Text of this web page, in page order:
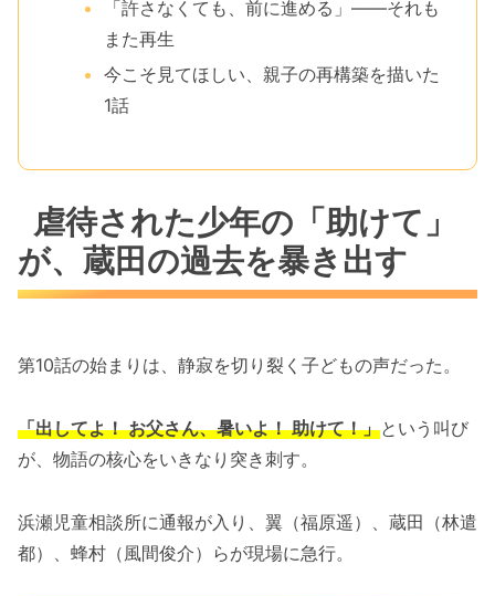
「許さなくても、前に進める」——それも
また再生
今こそ見てほしい、親子の再構築を描いた
1話
虐待された少年の「助けて」
が、蔵田の過去を暴き出す
第10話の始まりは、静寂を切り裂く子どもの声だった。
「出してよ！ お父さん、暑いよ！ 助けて！」という叫び
が、物語の核心をいきなり突き刺す。
浜瀬児童相談所に通報が入り、翼（福原遥）、蔵田（林遣
都）、蜂村（風間俊介）らが現場に急行。